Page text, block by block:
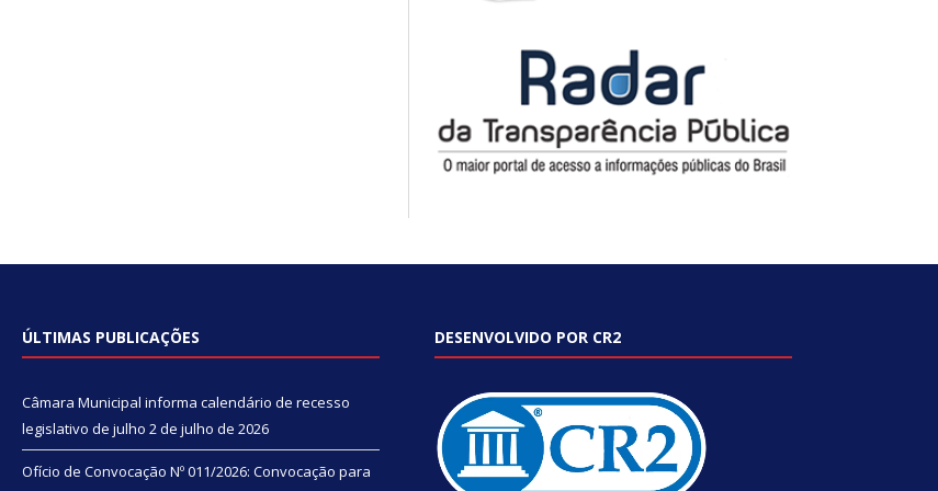
ÚLTIMAS PUBLICAÇÕES
Câmara Municipal informa calendário de recesso
legislativo de julho 2 de julho de 2026
Ofício de Convocação Nº 011/2026: Convocação para
DESENVOLVIDO POR CR2